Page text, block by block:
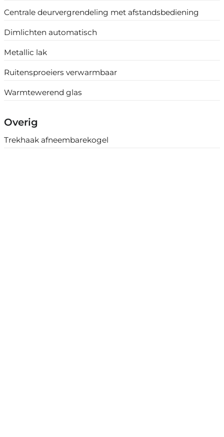
Centrale deurvergrendeling met afstandsbediening
Dimlichten automatisch
Metallic lak
Ruitensproeiers verwarmbaar
Warmtewerend glas
Overig
Trekhaak afneembarekogel